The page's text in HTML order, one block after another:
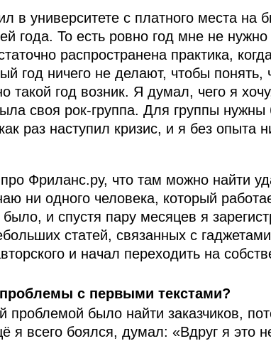
в университете с платного места на
года. То есть ровно год мне не
распространена практика,
год ничего не делают, чтобы
такой год возник. Я думал, чего я
своя рок-группа. Для группы нужны
раз наступил кризис, и я без опыта
Фриланс.ру, что там можно найти
ни одного человека, который
было, и спустя пару месяцев я
статей, связанных с
и начал переходить на
с первыми текстами?
проблемой было найти заказчиков,
я всего боялся, думал: «Вдруг я это